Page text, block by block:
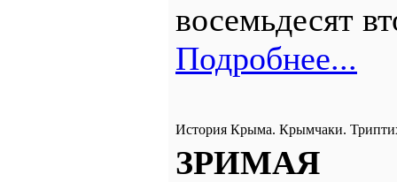
восемьдесят
Подробнее...
История Крыма. Крымчаки.
ЗРИМАЯ